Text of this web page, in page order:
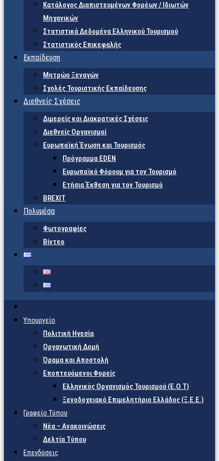
Κατάλογος Διαπιστευμένων Φορέων / Ιδιωτών
Μηχανικών
Στατιστικά Δεδομένα Ελληνικού Τουρισμού
Στατιστικός Επικεφαλής
Εκπαίδευση
Μητρώο Ξεναγών
Σχολές Τουριστικής Εκπαίδευσης
Διεθνείς Σχέσεις
Διμερείς και Διακρατικές Σχέσεις
Διεθνείς Οργανισμοί
Ευρωπαϊκή Ένωση και Τουρισμός
Πρόγραμμα EDEN
Ευρωπαϊκό Φόρουμ για τον Τουρισμό
Ετήσια Έκθεση για τον Τουρισμό
BREXIT
Πολυμέσα
Φωτογραφίες
Βίντεο
Υπουργείο
Πολιτική Ηγεσία
Οργανωτική Δομή
Όραμα και Αποστολή
Εποπτευόμενοι Φορείς
Eλληνικός Οργανισμός Τουρισμού (Ε.Ο.Τ)
Ξενοδοχειακό Επιμελητήριο Ελλάδος (Ξ.Ε.Ε.)
Γραφείο Τύπου
Νέα – Ανακοινώσεις
Δελτία Τύπου
Επενδύσεις